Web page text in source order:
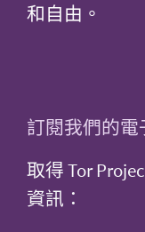
和自由。
訂閱我們的電
取得 Tor
資訊：